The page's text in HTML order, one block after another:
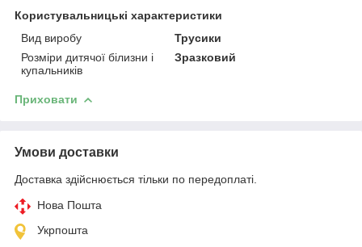
Користувальницькі характеристики
Вид виробу
Трусики
Розміри дитячої білизни і
купальників
Зразковий
Приховати
Умови доставки
Доставка здійснюється тільки по передоплаті.
Нова Пошта
Укрпошта